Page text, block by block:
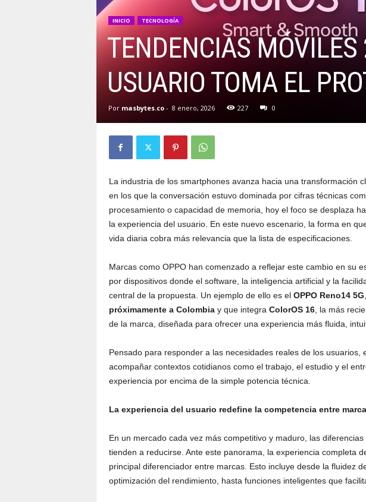
INICIO TECNOLOGÍA
TENDENCIAS
USUARIO TOMA EL
Por masbytes.co- 8 enero, 2026 227 0
La industria de los smartphones avanza hacia una transformación
en los que la conversación estuvo dominada por cifras técnicas
procesamiento o capacidad de memoria, hoy el foco se desplaza
la experiencia del usuario. En este nuevo escenario, la forma en
vida diaria cobra más relevancia que la lista de especificaciones.
Marcas como OPPO han comenzado a reflejar este cambio en su
por dispositivos donde el software, la inteligencia artificial y la
central de la propuesta. Un ejemplo de ello es el OPPO Reno14 5G
próximamente a Colombiay que integra ColorOS 16, la más
de la marca, diseñada para ofrecer una experiencia más fluida,
Pensado para responder a las necesidades reales de los usuarios,
acompañar contextos cotidianos como el trabajo, el estudio y el
experiencia por encima de la simple potencia técnica.
La experiencia del usuario redefine la competencia entre
En un mercado cada vez más competitivo y maduro, las
tienden a reducirse. Ante este panorama, la experiencia completa
principal diferenciador entre marcas. Esto incluye desde la fluidez
optimización del rendimiento, hasta funciones inteligentes que